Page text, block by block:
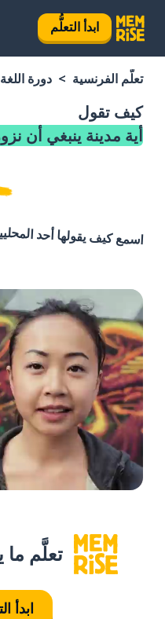
ابدأ التعلُّم
تعلَّم الفرنسية دورة
كيف تقول
أية مدينة ينبغي أن
اسمع كيف يقولها أحد
تعلَّم ما
ابدأ